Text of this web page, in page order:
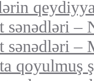
sənədləri –
sənədləri –
qoyulmuş